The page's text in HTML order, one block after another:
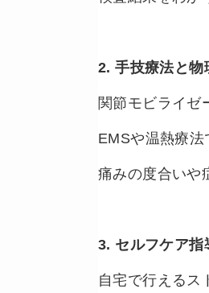
2. 手技療法と物
関節モビライゼ
EMSや温熱療法
痛みの度合いや
3. セルフケア指
自宅で行えるス